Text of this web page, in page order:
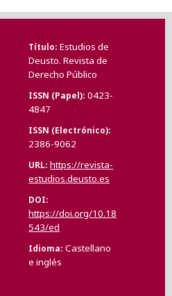
Título Estudios de
Deusto. Revista de
Derecho Público
ISSN (Papel) 0423-
4847
ISSN (Electrónico)
2386-9062
URL https://revista-
estudios.deusto.es
DOI
https://doi.org/10.18
543/ed
Idioma Castellano
e inglés